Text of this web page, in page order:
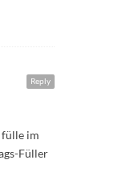
Reply
fülle im
Füller